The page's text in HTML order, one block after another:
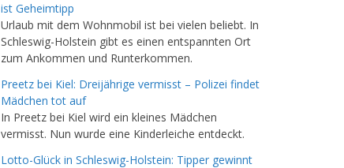
ist Geheimtipp
Urlaub mit dem Wohnmobil ist bei vielen beliebt. In
Schleswig-Holstein gibt es einen entspannten Ort
zum Ankommen und Runterkommen.
Preetz bei Kiel: Dreijährige vermisst – Polizei findet
Mädchen tot auf
In Preetz bei Kiel wird ein kleines Mädchen
vermisst. Nun wurde eine Kinderleiche entdeckt.
Lotto-Glück in Schleswig-Holstein: Tipper gewinnt